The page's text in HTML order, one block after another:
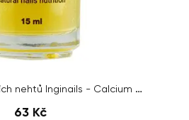
Zpevňovač přírodních nehtů Inginails - Calcium Gel 15ml
63 Kč